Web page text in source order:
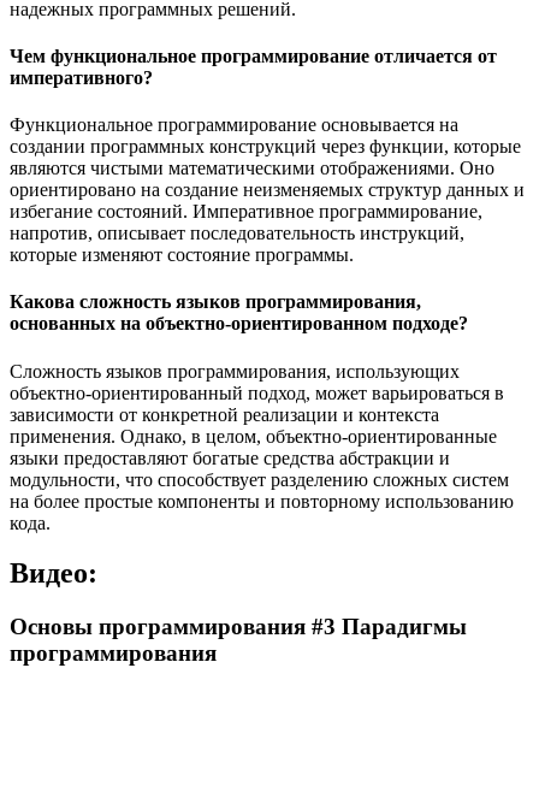
надежных программных решений.
Чем функциональное программирование отличается от
императивного?
Функциональное программирование основывается на
создании программных конструкций через функции, которые
являются чистыми математическими отображениями. Оно
ориентировано на создание неизменяемых структур данных и
избегание состояний. Императивное программирование,
напротив, описывает последовательность инструкций,
которые изменяют состояние программы.
Какова сложность языков программирования,
основанных на объектно-ориентированном подходе?
Сложность языков программирования, использующих
объектно-ориентированный подход, может варьироваться в
зависимости от конкретной реализации и контекста
применения. Однако, в целом, объектно-ориентированные
языки предоставляют богатые средства абстракции и
модульности, что способствует разделению сложных систем
на более простые компоненты и повторному использованию
кода.
Видео:
Основы программирования #3 Парадигмы
программирования